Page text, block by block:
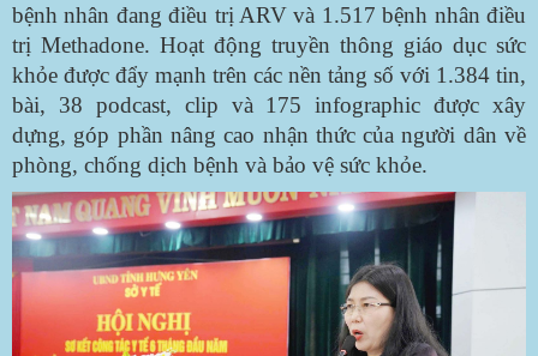
bệnh nhân đang điều trị ARV và 1.517 bệnh nhân điều
trị Methadone. Hoạt động truyền thông giáo dục sức
khỏe được đẩy mạnh trên các nền tảng số với 1.384 tin,
bài, 38 podcast, clip và 175 infographic được xây
dựng, góp phần nâng cao nhận thức của người dân về
phòng, chống dịch bệnh và bảo vệ sức khỏe.